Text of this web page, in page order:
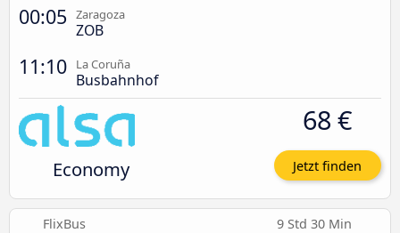
00:05 Zaragoza
ZOB
11:10 La Coruña
Busbahnhof
Economy
68 €
Jetzt finden
FlixBus 9 Std 30 Min